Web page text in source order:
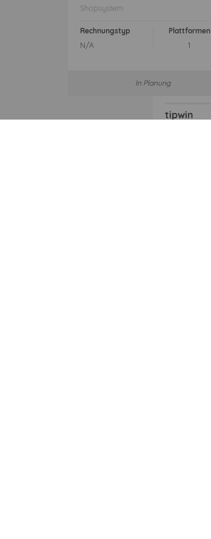
Shopsystem
Rechnungstyp
N/A
Plattformen
1
In Planung
tipwin